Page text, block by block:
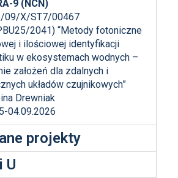
9 (NCN)
09/X/ST7/00467
2041) “Metody fotoniczne
i ilościowej identyfikacji
w ekosystemach wodnych –
założeń dla zdalnych i
układów czujnikowych”
Drewniak
04.09.2026
projekty
U